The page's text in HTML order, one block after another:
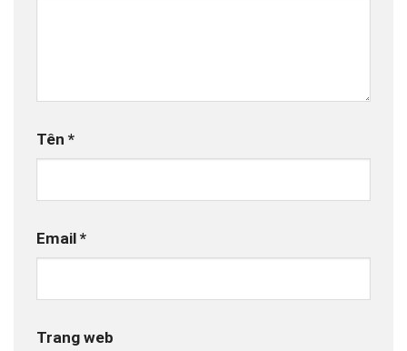
Tên *
Email *
Trang web